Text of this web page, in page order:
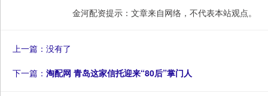
金河配资提示：文章来自网络，不代表本站观点。
上一篇：没有了
下一篇： 淘配网 青岛这家信托迎来“80后”掌门人